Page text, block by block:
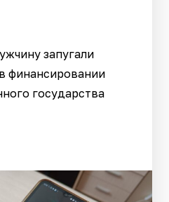
запугали
финансировании
государства